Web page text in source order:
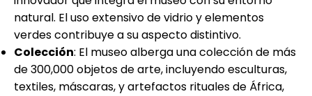
natural. El uso extensivo de vidrio y elementos
verdes contribuye a su aspecto distintivo.
Colección: El museo alberga una colección de más
de 300,000 objetos de arte, incluyendo esculturas,
textiles, máscaras, y artefactos rituales de África,